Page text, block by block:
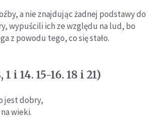
a nie znajdując żadnej podstawy do
wypuścili ich ze względu na lud, bo
z powodu tego, co się stało.
1 i 14. 15-16. 18 i 21)
jest dobry,
wieki.